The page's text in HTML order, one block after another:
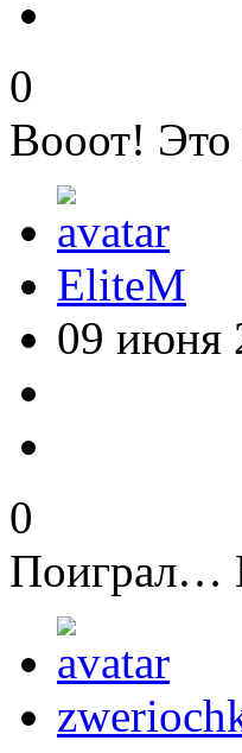
0
Вооот! Это
EliteM
09 июня
0
Поиграл…